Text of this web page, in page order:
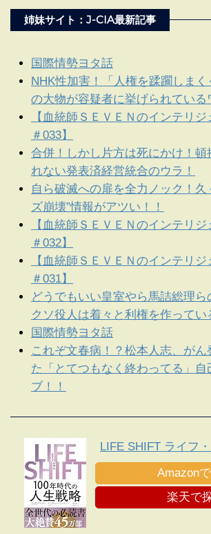
姉妹サイト：J-CIA最新記事
国際情勢ヨタ話
NHK性加害！「人権を蹂躙しま
の大物が容疑者に挙げられている
【血統師ＳＥＶＥＮのインテリ
＃033】
合併！しかし片方は死にかけ！頓
れない発表済経営統合のウラ！
自ら破滅への扉を全力ノック！久
ズ崩壊”情報がアツい！！
【血統師ＳＥＶＥＮのインテリ
＃032】
【血統師ＳＥＶＥＮのインテリ
＃031】
どうでもいい皇室やら馬詰総理ら
クソ役人は着々と利権を作ってい
国際情勢ヨタ話
これぞ文春病！？松本人志、がん
た「とてつもなく終わってる」自
ブ！！
LIFE SHIFT ライフ
Amazon
楽天で